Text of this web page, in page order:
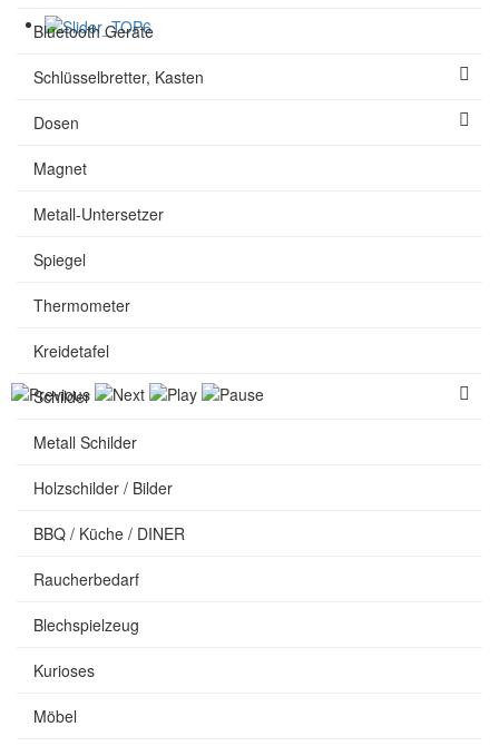
Bluetooth Geräte
Schlüsselbretter, Kasten
Dosen
Magnet
Metall-Untersetzer
Spiegel
Thermometer
Kreidetafel
Schilder
Metall Schilder
Holzschilder / Bilder
BBQ / Küche / DINER
Raucherbedarf
Blechspielzeug
Kurioses
Möbel